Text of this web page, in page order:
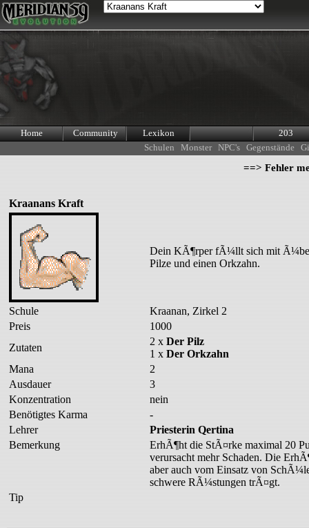
Home Community Lexikon
203
Schulen
Monster NPC's Gegenstände
==> Fehler
Kraanans Kraft
Dein KÃ¶rper fÃ¼llt sich mit
Pilze und einen Orkzahn.
Schule
Kraanan, Zirkel 2
Preis
1000
Zutaten
2 x Der Pilz
1 x Der Orkzahn
Mana
2
Ausdauer
3
Konzentration
nein
Benötigtes Karma
-
Lehrer
Priesterin Qertina
Bemerkung
ErhÃ¶ht die StÃ¤rke maximal 20
verursacht mehr Schaden. Die
aber auch vom Einsatz von
schwere RÃ¼stungen trÃ¤gt.
Tip